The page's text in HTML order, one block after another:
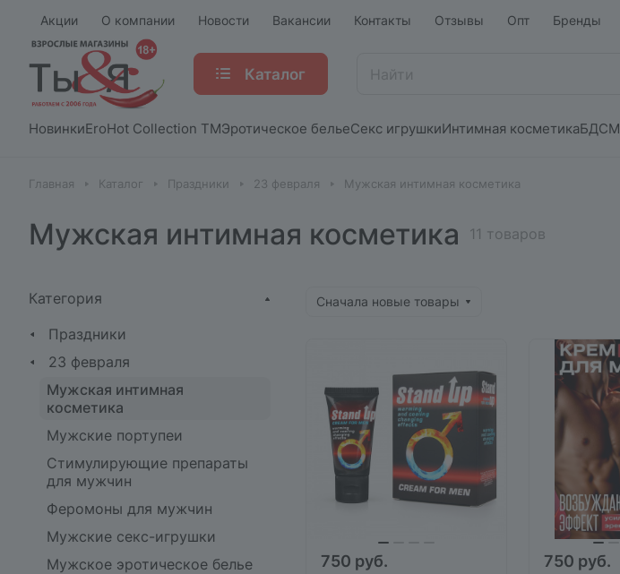
Акции О компании Новости Вакансии Контакты Отзывы Опт Бренды
Каталог
НовинкиEroHot Collection TMЭротическое бельеСекс игрушкиИнтимная косметикаБДСМ
Главная Каталог Праздники 23 февраля Мужская интимная косметика
Мужская интимная косметика 11 товаров
Сначала новые товары
750 руб. 750 руб.
Категория
Праздники
23 февраля
Мужская интимная
косметика
Мужские портупеи
Стимулирующие препараты
для мужчин
Феромоны для мужчин
Мужские секс-игрушки
Мужское эротическое белье